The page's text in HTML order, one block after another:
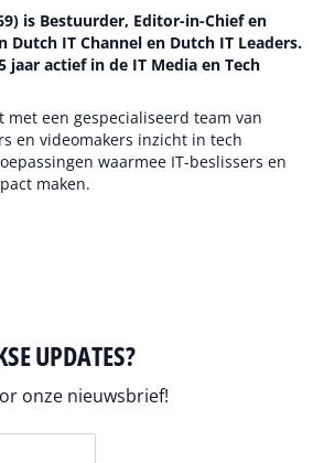
is Bestuurder, Editor-in-Chief en
Dutch IT Channel en Dutch IT Leaders.
jaar actief in de IT Media en Tech
met een gespecialiseerd team van
en videomakers inzicht in tech
waarmee IT-beslissers en
maken.
UPDATES?
onze nieuwsbrief!